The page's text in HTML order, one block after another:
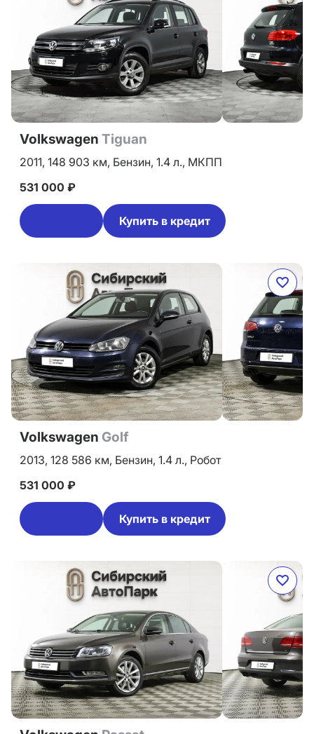
Volkswagen Tiguan
2011, 148 903 км, Бензин, 1.4 л., МКПП
531 000 ₽
Купить в кредит
Volkswagen Golf
2013, 128 586 км, Бензин, 1.4 л., Робот
531 000 ₽
Купить в кредит